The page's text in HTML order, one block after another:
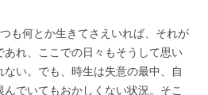
も何とか生きてさえいれば、それが
れ、ここでの日々もそうして思い
い。でも、時生は失意の最中、自
でいてもおかしくない状況。そこ